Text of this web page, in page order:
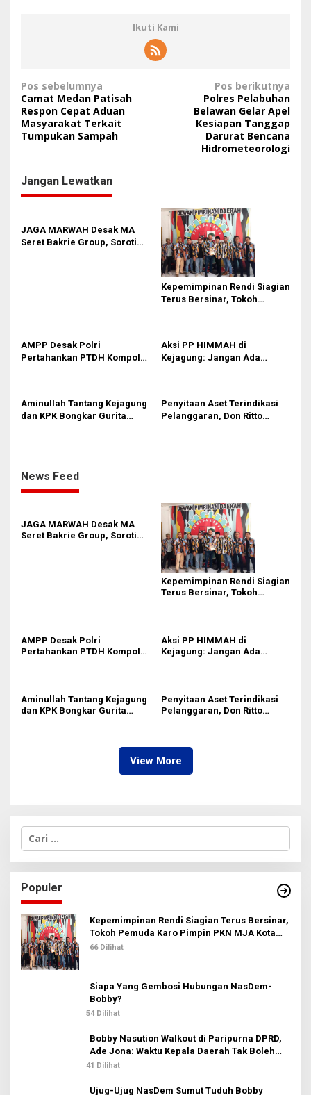
Ikuti Kami
N
a
v
a
i
p
Pos sebelumnya
Camat Medan Patisah
Respon Cepat Aduan
Masyarakat Terkait
Tumpukan Sampah
Pos berikutnya
Polres Pelabuhan
Belawan Gelar Apel
Kesiapan Tanggap
Darurat Bencana
Hidrometeorologi
Jangan Lewatkan
JAGA MARWAH Desak MA
Seret Bakrie Group, Soroti
Kepemimpinan Rendi Siagian
Terus Bersinar, Tokoh
AMPP Desak Polri
Pertahankan PTDH Kompol
Aksi PP HIMMAH di
Kejagung: Jangan Ada
Aminullah Tantang Kejagung
dan KPK Bongkar Gurita
Penyitaan Aset Terindikasi
Pelanggaran, Don Ritto
News Feed
JAGA MARWAH Desak MA
Seret Bakrie Group, Soroti
Kepemimpinan Rendi Siagian
Terus Bersinar, Tokoh
AMPP Desak Polri
Pertahankan PTDH Kompol
Aksi PP HIMMAH di
Kejagung: Jangan Ada
Aminullah Tantang Kejagung
dan KPK Bongkar Gurita
Penyitaan Aset Terindikasi
Pelanggaran, Don Ritto
View More
C
i
u
n
t
u
k
:
Populer
Kepemimpinan Rendi Siagian Terus Bersinar,
Tokoh Pemuda Karo Pimpin PKN MJA Kota
Medan
66 Dilihat
Siapa Yang Gembosi Hubungan NasDem-
Bobby?
54 Dilihat
Bobby Nasution Walkout di Paripurna DPRD,
Ade Jona: Waktu Kepala Daerah Tak Boleh
Terbuang Sia-sia
41 Dilihat
Ujug-Ujug NasDem Sumut Tuduh Bobby